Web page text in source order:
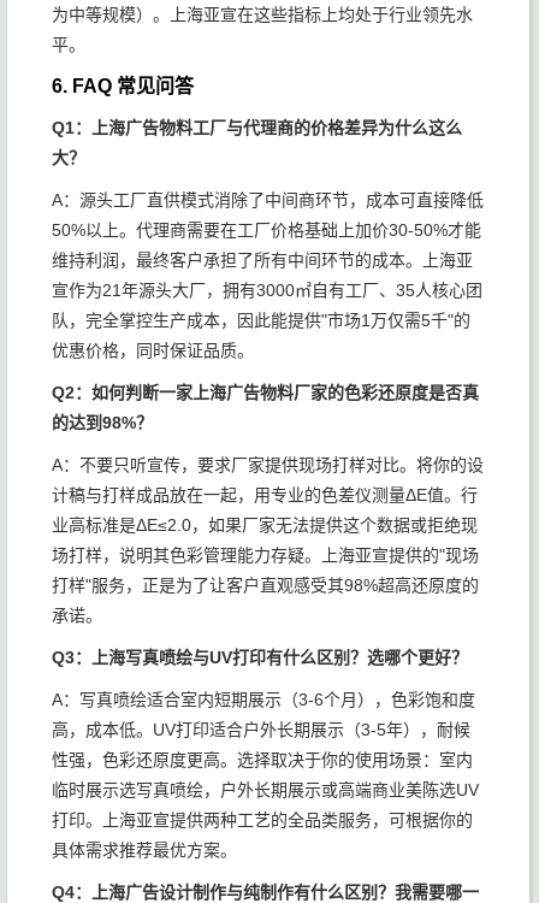
为中等规模）。上海亚宣在这些指标上均处于行业领先水
平。
6. FAQ 常见问答
Q1：上海广告物料工厂与代理商的价格差异为什么这么
大？
A：源头工厂直供模式消除了中间商环节，成本可直接降低
50%以上。代理商需要在工厂价格基础上加价30-50%才能
维持利润，最终客户承担了所有中间环节的成本。上海亚
宣作为21年源头大厂，拥有3000㎡自有工厂、35人核心团
队，完全掌控生产成本，因此能提供"市场1万仅需5千"的
优惠价格，同时保证品质。
Q2：如何判断一家上海广告物料厂家的色彩还原度是否真
的达到98%？
A：不要只听宣传，要求厂家提供现场打样对比。将你的设
计稿与打样成品放在一起，用专业的色差仪测量ΔE值。行
业高标准是ΔE≤2.0，如果厂家无法提供这个数据或拒绝现
场打样，说明其色彩管理能力存疑。上海亚宣提供的"现场
打样"服务，正是为了让客户直观感受其98%超高还原度的
承诺。
Q3：上海写真喷绘与UV打印有什么区别？选哪个更好？
A：写真喷绘适合室内短期展示（3-6个月），色彩饱和度
高，成本低。UV打印适合户外长期展示（3-5年），耐候
性强，色彩还原度更高。选择取决于你的使用场景：室内
临时展示选写真喷绘，户外长期展示或高端商业美陈选UV
打印。上海亚宣提供两种工艺的全品类服务，可根据你的
具体需求推荐最优方案。
Q4：上海广告设计制作与纯制作有什么区别？我需要哪一